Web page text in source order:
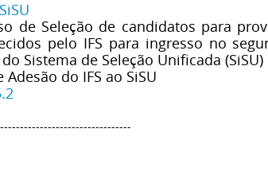
de Seleção de candidatos para
pelo IFS para ingresso no
Sistema de Seleção Unificada (SiSU)
Adesão do IFS ao SiSU